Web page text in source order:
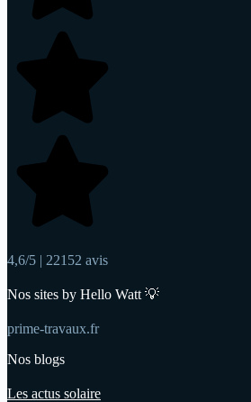
4,6/5 | 22152 avis
Nos sites by Hello Watt 💡
prime-travaux.fr
Nos blogs
Les actus solaire